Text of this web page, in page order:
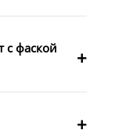
с фаской